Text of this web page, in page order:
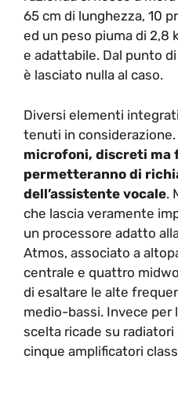
65 cm di lunghezza, 10
ed un peso piuma di 2,8
e adattabile. Dal punto
è lasciato nulla al caso.
Diversi elementi
tenuti in considerazione.
microfoni, discreti ma
permetteranno di
dell’assistente vocale.
che lascia veramente
un processore adatto
Atmos, associato a
centrale e quattro
di esaltare le alte
medio-bassi. Invece per
scelta ricade su
cinque amplificatori